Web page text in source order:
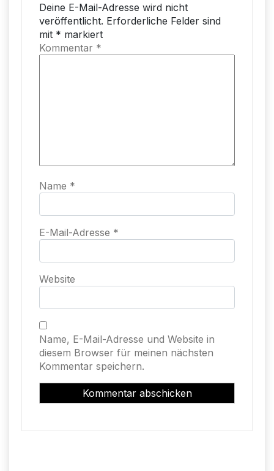
Deine E-Mail-Adresse wird nicht
veröffentlicht. Erforderliche Felder sind
mit * markiert
Kommentar *
Name *
E-Mail-Adresse *
Website
Name, E-Mail-Adresse und Website in
diesem Browser für meinen nächsten
Kommentar speichern.